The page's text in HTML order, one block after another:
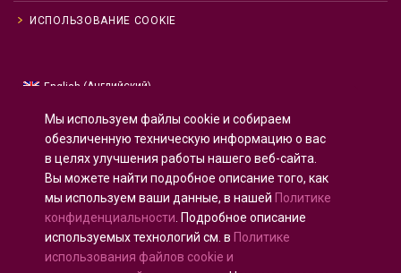
ИСПОЛЬЗОВАНИЕ COOKIE
English (Английский)
Русский
Español(Испанский)
Français( Французский )
Немецкий
العربية( Арабский )
Português(Португальский, Португалия )
Мы используем файлы cookie и собираем
обезличенную техническую информацию о вас
в целях улучшения работы нашего веб-сайта.
Вы можете найти подробное описание того, как
мы используем ваши данные, в нашей Политике
конфиденциальности . Подробное описание
используемых технологий см. в Политике
использования файлов cookie и